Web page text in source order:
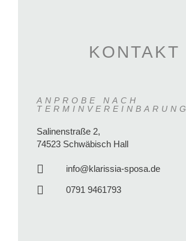
KONTAKT
ANPROBE NACH
TERMINVEREINBARUNG
Salinenstraße 2,
74523 Schwäbisch Hall
info@klarissia-sposa.de
0791 9461793